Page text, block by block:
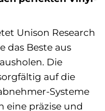
Unison Research
das Beste aus
Die
auf die
Systeme
präzise und